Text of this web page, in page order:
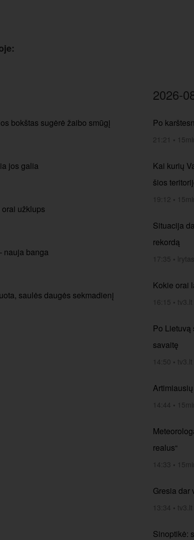
bokštas sugėrė žaibo smūgį
jos galia
užklups
nauja banga
saulės daugės sekmadienį
2026-
Po
21:21 •
Kai kurių
šios
19:12 •
Situacija
rekordą
17:35 •
Kokie orai
16:15 • tv3.lt
Po Lietuvą
savaitę
14:50 • tv3.lt
14:44 •
realus“
14:33 •
Gresia dar
13:34 • tv3.lt
Sinoptikė: